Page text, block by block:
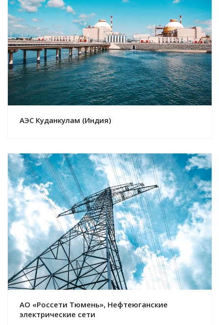
Смотреть проект
АЭС Куданкулам (Индия)
Смотреть проект
АО «Россети Тюмень», Нефтеюганские
электрические сети